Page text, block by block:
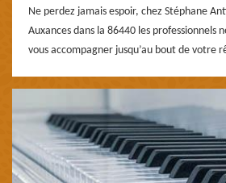
Ne perdez jamais espoir, chez Stéphane
Auxances dans la 86440 les professionnels
vous accompagner jusqu’au bout de votre